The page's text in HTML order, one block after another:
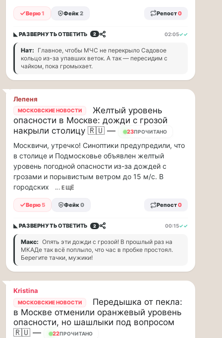
«сердечникам»
можно
находится
жаре
не
20
минут
Для
людей
с
сердечно-
сосудистыми
заболеваниями
жара
—
это
дополнительная
нагрузка
на
ВСК
выплатила
производителю
упаковки
88
млн
рублей
в…
Верю1 Фейк2 Репост0
◣ РАЗВЕРНУТЬОТВЕТИТЬ 2 02:05✓✓
Нат: Главное, чтобы МЧС не перекрыло Садовое
кольцо из-за упавших веток. А так — пересидим с
чайком, пока громыхает.
Лепеня
МОСКОВСКИЕ НОВОСТИ
Желтый уровень
опасности в Москве: дожди с грозой
накрыли столицу 🇷🇺 —
23ПРОЧИТАНО
Москвичи, утречко! Синоптики предупредили, что
в столице и Подмосковье объявлен желтый
уровень погодной опасности из-за дождей с
грозами и порывистым ветром до 15 м/с. В
городских
... ЕЩЁ
Верю 5 Фейк0 Репост0
◣ РАЗВЕРНУТЬОТВЕТИТЬ 2 00:15✓✓
Макс: Опять эти дожди с грозой! В прошлый раз на
МКАДе так всё поплыло, что час в пробке простоял.
Берегите тачки, мужики!
Kristina
МОСКОВСКИЕ НОВОСТИ
Передышка от пекла:
в Москве отменили оранжевый уровень
опасности, но шашлыки под вопросом
🇷🇺 —
22ПРОЧИТАНО